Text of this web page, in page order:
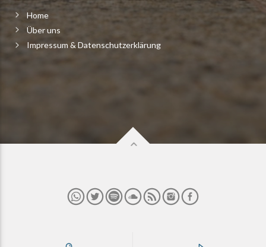
Home
Über uns
Impressum & Datenschutzerklärung